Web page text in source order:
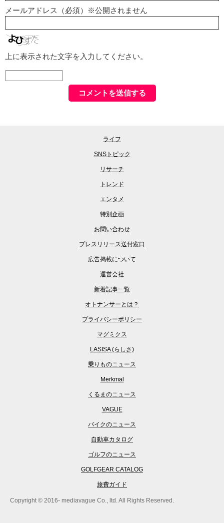
メールアドレス（必須）※公開されません
上に表示された文字を入力してください。
ライフ
SNSトピック
リサーチ
トレンド
エンタメ
特別企画
お問い合わせ
プレスリリース送付窓口
広告掲載について
運営会社
新着記事一覧
オトナンサーとは？
プライバシーポリシー
マグミクス
LASISA (らしさ)
乗りものニュース
Merkmal
くるまのニュース
VAGUE
バイクのニュース
自動車カタログ
ゴルフのニュース
GOLFGEAR CATALOG
旅費ガイド
Copyright © 2016- mediavague Co., ltd. All Rights Reserved.